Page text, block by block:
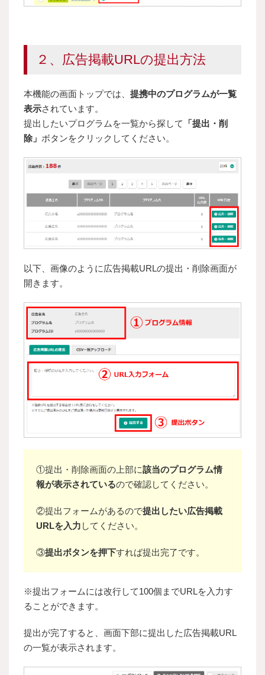
２、広告掲載URLの提出方法
本機能の画面トップでは、 提携中のプログラムが一覧
表示されています。
提出したいプログラムを一覧から探して
「提出・削
除」 ボタンをクリックしてください。
以下、画像のように広告掲載URLの提出・削除画面が
開きます。
①提出・削除画面の上部に該当のプログラム情
報が表示されているので確認してください。
②提出フォームがあるので提出したい広告掲載
URLを入力 してください。
③提出ボタンを押下すれば提出完了です。
※提出フォームには改行して100個までURLを入力す
ることができます。
提出が完了すると、画面下部に提出した広告掲載URL
の一覧が表示されます。